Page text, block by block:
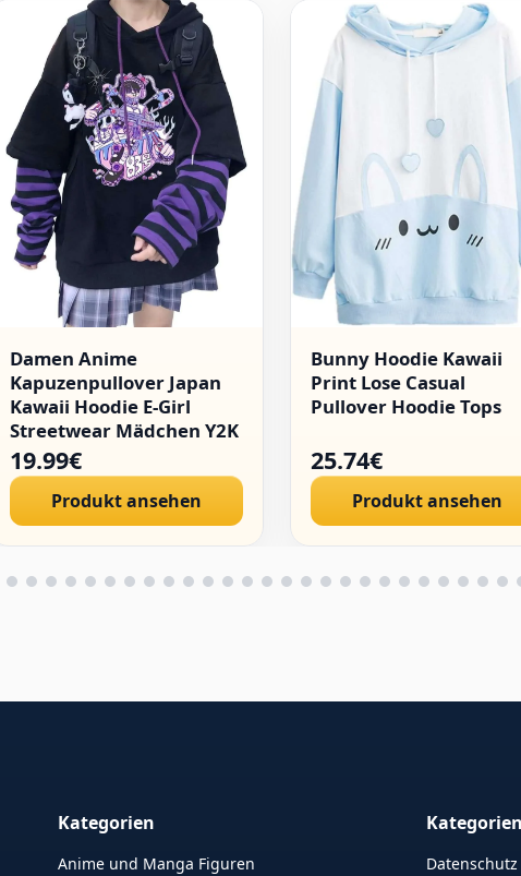
Damen Anime
Kapuzenpullover Japan
Kawaii Hoodie E-Girl
Streetwear Mädchen Y2K
Gothic Sweatshirt
Pullover
19.99€
Produkt ansehen
Bunny Hoodie Kawaii
Print Lose Casual
Pullover Hoodie Tops
25.74€
Produkt ansehen
Kategorien
Anime und Manga Figuren
Kategorien
Datenschutz